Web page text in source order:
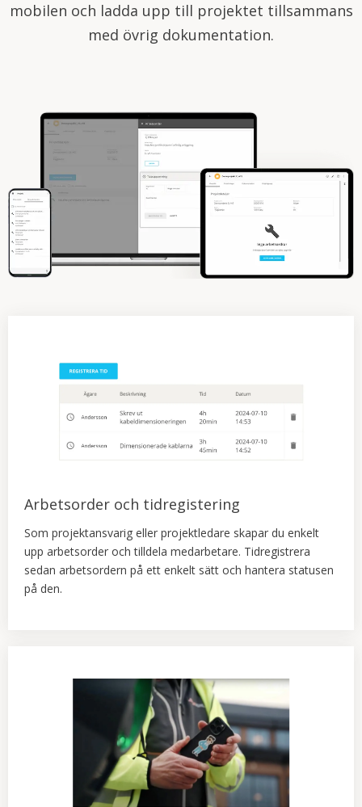
mobilen och ladda upp till projektet tillsammans
med övrig dokumentation.
Arbetsorder och tidregistering
Som projektansvarig eller projektledare skapar du enkelt
upp arbetsorder och tilldela medarbetare. Tidregistrera
sedan arbetsordern på ett enkelt sätt och hantera statusen
på den.